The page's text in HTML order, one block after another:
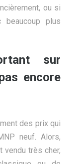
ou si
plus
sur
encore
des prix qui
neuf. Alors,
vendu très cher,